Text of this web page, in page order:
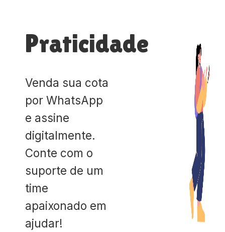
Praticidade
Venda sua cota
por WhatsApp
e assine
digitalmente.
Conte com o
suporte de um
time
apaixonado em
ajudar!